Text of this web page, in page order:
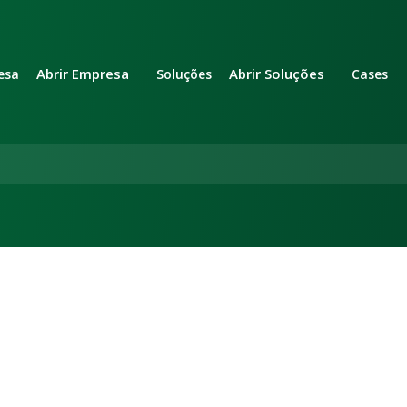
Abrir Empresa Soluções Abrir Soluções Cases